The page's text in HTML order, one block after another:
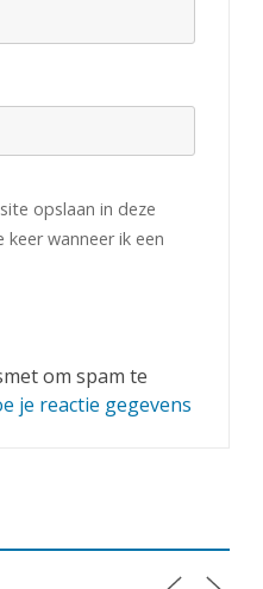
opslaan in deze
wanneer ik een
om spam te
je reactie gegevens